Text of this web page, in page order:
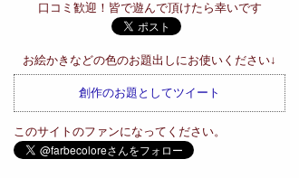
口コミ歓迎！皆で遊んで頂けたら幸いです
お絵かきなどの色のお題出しにお使いください↓
創作のお題としてツイート
このサイトのファンになってください。